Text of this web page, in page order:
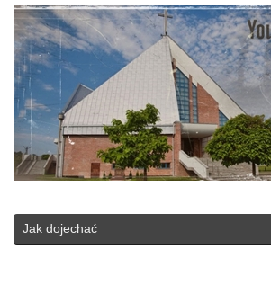
Jak dojechać